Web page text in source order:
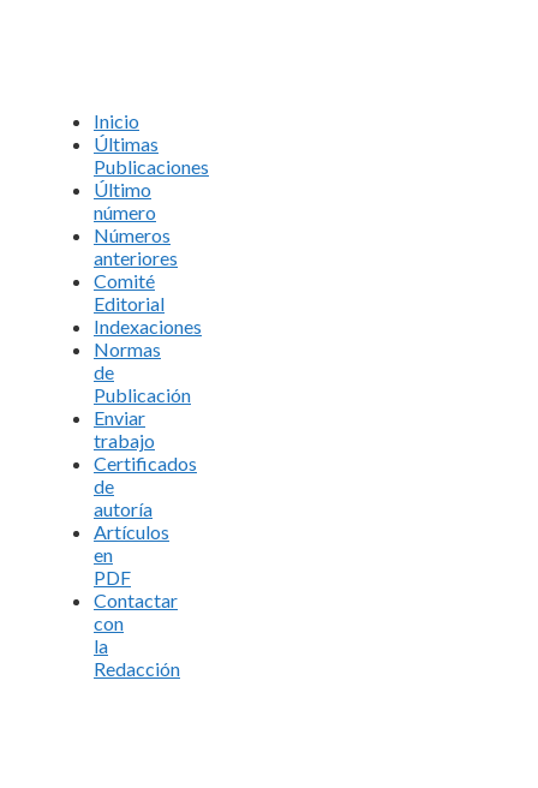
Inicio
Últimas
Publicaciones
Último
número
Números
anteriores
Comité
Editorial
Indexaciones
Normas
de
Publicación
Enviar
trabajo
Certificados
de
autoría
Artículos
en
PDF
Contactar
con
la
Redacción